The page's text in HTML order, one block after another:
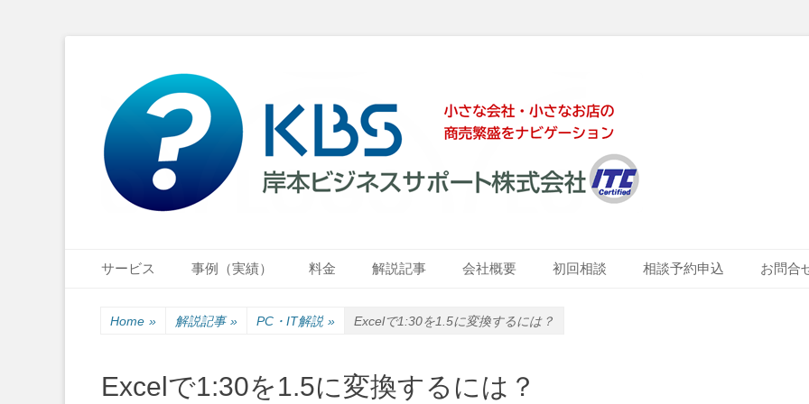
岸本ビジネスサポート株式会社
小さな会社・小さなお店のIT経営をナビゲーション
Primary Menu
サービス 事例（実績） 料金 解説記事 会社概要 初回相談 相談予約申込 お問合
Home » 解説記事 » PC・IT解説 » Excelで1:30を1.5に変換するには？
Excelで1:30を1.5に変換するには？